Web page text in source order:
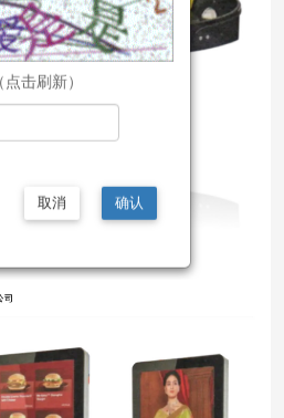
点击刷新）
取消 确认